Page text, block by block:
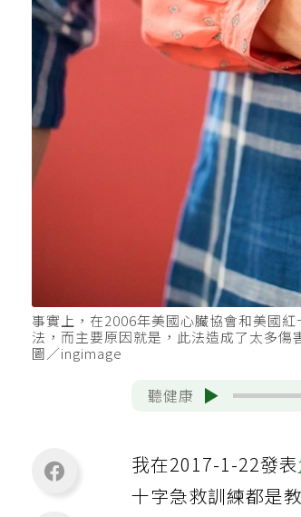
事實上，在2006年美國心臟協會和美國
法，而主要原因就是，此法造成了太多傷
圖／ingimage
聽健康
我在2017-1-22發表
十字急救訓練都是